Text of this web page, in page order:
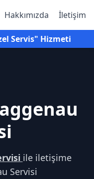
Hakkımızda İletişim
Servis" Hizmeti
ile iletişime
Servisi